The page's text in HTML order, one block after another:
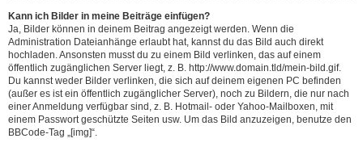
Kann ich Bilder in meine Beiträge einfügen?
Ja, Bilder können in deinem Beitrag angezeigt werden. Wenn die
Administration Dateianhänge erlaubt hat, kannst du das Bild auch direkt
hochladen. Ansonsten musst du zu einem Bild verlinken, das auf einem
öffentlich zugänglichen Server liegt, z. B. http://www.domain.tld/mein-bild.gif.
Du kannst weder Bilder verlinken, die sich auf deinem eigenen PC befinden
(außer es ist ein öffentlich zugänglicher Server), noch zu Bildern, die nur nach
einer Anmeldung verfügbar sind, z. B. Hotmail- oder Yahoo-Mailboxen, mit
einem Passwort geschützte Seiten usw. Um das Bild anzuzeigen, benutze den
BBCode-Tag „[img]“.